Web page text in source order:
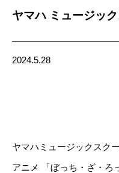
ヤマハ ミュージッ
2024.5.28
ヤマハミュージックスク
アニメ 「ぼっち・ざ・ろ